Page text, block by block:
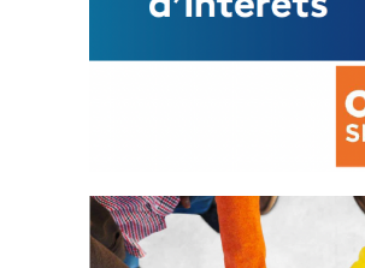
La prévention des conflits
d’intérêts
18 septembre 2023